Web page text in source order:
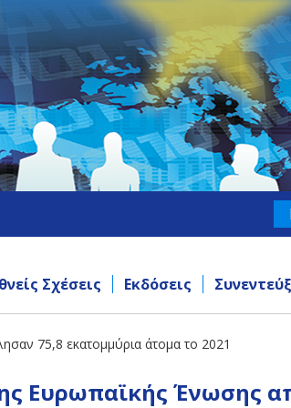
Σχέσεις Εκδόσεις
75,8 εκατομμύρια άτομα το 2021
Ευρωπαϊκής Ένωσης